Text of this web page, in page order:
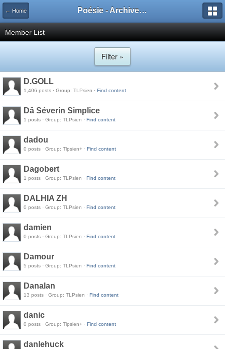
← Home Poésie - Archives de Toute La Poésie - 2005 - 2006
Member List
Filter »
D.GOLL
1,406 posts · Group: TLPsien · Find content
Dâ Séverin Simplice
1 posts · Group: TLPsien · Find content
dadou
0 posts · Group: Tlpsien+ · Find content
Dagobert
1 posts · Group: TLPsien · Find content
DALHIA ZH
0 posts · Group: TLPsien · Find content
damien
0 posts · Group: TLPsien · Find content
Damour
5 posts · Group: TLPsien · Find content
Danalan
13 posts · Group: TLPsien · Find content
danic
0 posts · Group: Tlpsien+ · Find content
danlehuck